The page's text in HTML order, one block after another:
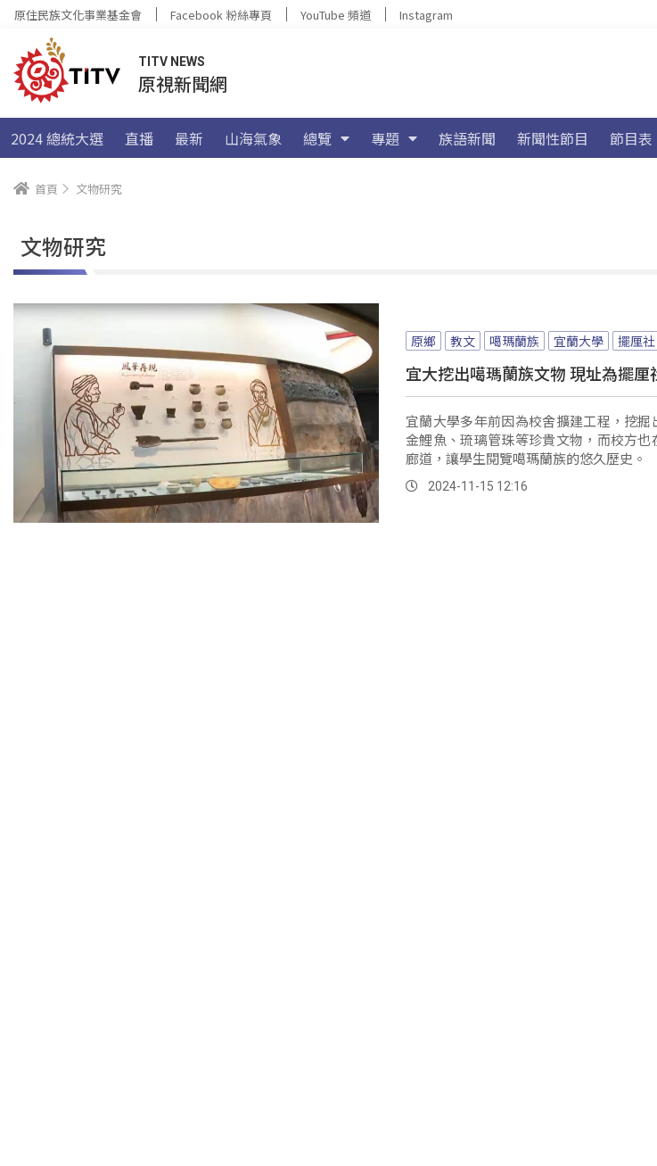
原住民族文化事業基金會 Facebook 粉絲專頁 YouTube 頻道 Instagram
TITV NEWS
原視新聞網
2024 總統大選 直播 最新 山海氣象 總覽 專題 族語新聞 新聞性節目 節目表
首頁 文物研究
文物研究
原鄉 教文 噶瑪蘭族 宜蘭大學 擺厘社
宜大挖出噶瑪蘭族文物 現址為擺厘
宜蘭大學多年前因為校舍擴建工程，挖掘
金鯉魚、琉璃管珠等珍貴文物，而校方
廊道，讓學生閱覽噶瑪蘭族的悠久歷史。
2024-11-15 12:16